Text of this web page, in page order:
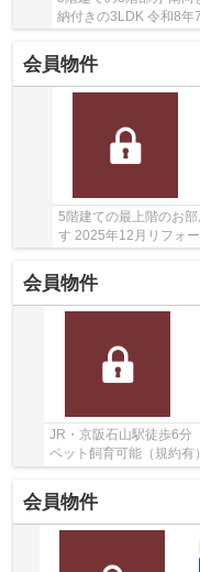
納付きの3LDK 令和8年
会員物件
5階建ての最上階のお
す 2025年12月リフォ
会員物件
JR・京阪石山駅徒歩6
ペット飼育可能（規約
望良好です
会員物件